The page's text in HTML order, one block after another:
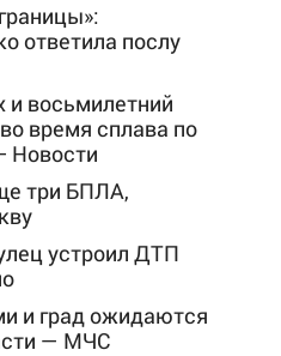
ответила послу
восьмилетний
время сплава по
Новости
три БПЛА,
устроил ДТП
и град ожидаются
— МЧС